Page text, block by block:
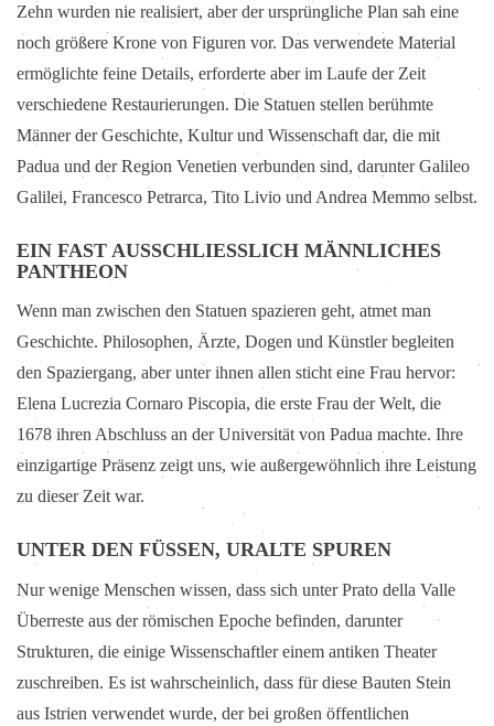
Zehn wurden nie realisiert, aber der ursprüngliche Plan sah eine
noch größere Krone von Figuren vor. Das verwendete Material
ermöglichte feine Details, erforderte aber im Laufe der Zeit
verschiedene Restaurierungen. Die Statuen stellen berühmte
Männer der Geschichte, Kultur und Wissenschaft dar, die mit
Padua und der Region Venetien verbunden sind, darunter Galileo
Galilei, Francesco Petrarca, Tito Livio und Andrea Memmo selbst.
EIN FAST AUSSCHLIESSLICH MÄNNLICHES P
ANTHEON
Wenn man zwischen den Statuen spazieren geht, atmet man
Geschichte. Philosophen, Ärzte, Dogen und Künstler begleiten
den Spaziergang, aber unter ihnen allen sticht eine Frau hervor:
Elena Lucrezia Cornaro Piscopia, die erste Frau der Welt, die
1678 ihren Abschluss an der Universität von Padua machte. Ihre
einzigartige Präsenz zeigt uns, wie außergewöhnlich ihre Leistung
zu dieser Zeit war.
UNTER DEN FÜSSEN, URALTE SPUREN
Nur wenige Menschen wissen, dass sich unter Prato della Valle
Überreste aus der römischen Epoche befinden, darunter
Strukturen, die einige Wissenschaftler einem antiken Theater
zuschreiben. Es ist wahrscheinlich, dass für diese Bauten Stein
aus Istrien verwendet wurde, der bei großen öffentlichen